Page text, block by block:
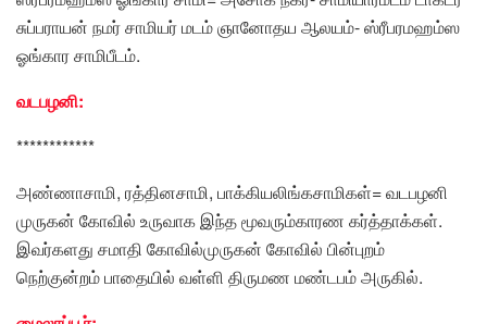
சுப்பராயன் நமர் சாமியர் மடம் ஞானோதய ஆலயம்- ஸ்ரீபரமஹம்ஸ
ஓங்கார சாமிபீடம்.
வடபழனி:
************
அண்ணாசாமி, ரத்தினசாமி, பாக்கியலிங்கசாமிகள்= வடபழனி
முருகன் கோவில் உருவாக இந்த மூவரும்காரண கர்த்தாக்கள்.
இவர்களது சமாதி கோவில்முருகன் கோவில் பின்புறம்
நெற்குன்றம் பாதையில் வள்ளி திருமண மண்டபம் அருகில்.